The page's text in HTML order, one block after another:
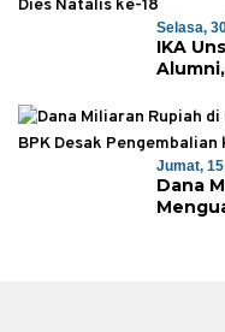
Selasa,
IKA
Jumat,
Dana